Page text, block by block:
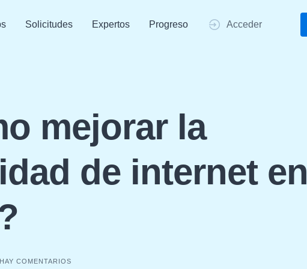
Solicitudes Expertos Progreso Acceder
mejorar la
de internet en
COMENTARIOS